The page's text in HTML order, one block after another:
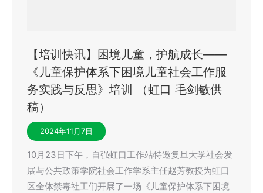
【培训快讯】困境儿童，护航成长——
《儿童保护体系下困境儿童社会工作服
务实践与反思》培训 （虹口 毛剑敏供
稿）
2024年11月7日
10月23日下午，自强虹口工作站特邀复旦大学社会发
展与公共政策学院社会工作学系主任赵芳教授为虹口
区全体禁毒社工们开展了一场《儿童保护体系下困境